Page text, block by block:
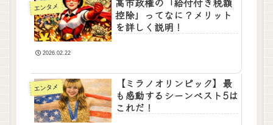
エンタメ
控除」ってなに？メリット
を詳しく説明！
2026.02.22
エンタメ
【ミラノオリンピック】最
も感動するシーンベスト5は
これだ！